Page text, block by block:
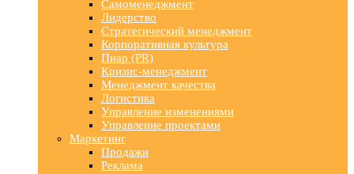
Самоменеджмент
Лидерство
Стратегический менеджмент
Корпоративная культура
Пиар (PR)
Кризис-менеджмент
Менеджмент качества
Логистика
Управление изменениями
Управление проектами
Маркетинг
Продажи
Реклама